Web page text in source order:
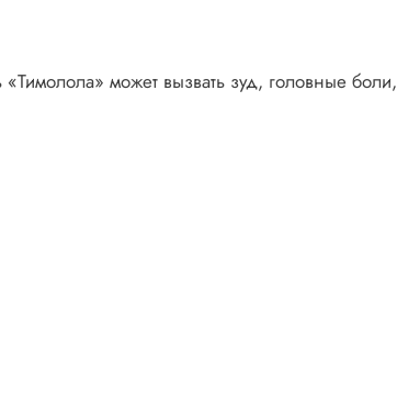
может вызвать зуд, головные боли,